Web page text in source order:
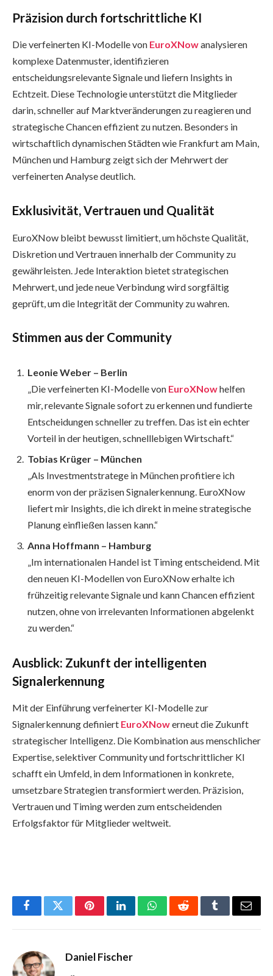
Präzision durch fortschrittliche KI
Die verfeinerten KI-Modelle von EuroXNowanalysieren
komplexe Datenmuster, identifizieren
entscheidungsrelevante Signale und liefern Insights in
Echtzeit. Diese Technologie unterstützt die Mitglieder
darin, schneller auf Marktveränderungen zu reagieren und
strategische Chancen effizient zu nutzen. Besonders in
wirtschaftlich dynamischen Städten wie Frankfurt am Main,
München und Hamburg zeigt sich der Mehrwert der
verfeinerten Analyse deutlich.
Exklusivität, Vertrauen und Qualität
EuroXNow bleibt bewusst limitiert, um höchste Qualität,
Diskretion und Vertrauen innerhalb der Community zu
gewährleisten. Jede Interaktion bietet strategischen
Mehrwert, und jede neue Verbindung wird sorgfältig
geprüft, um die Integrität der Community zu wahren.
Stimmen aus der Community
Leonie Weber – Berlin
„Die verfeinerten KI-Modelle von EuroXNowhelfen
mir, relevante Signale sofort zu erkennen und fundierte
Entscheidungen schneller zu treffen. Das ist ein echter
Vorteil in der heutigen, schnelllebigen Wirtschaft.“
Tobias Krüger – München
„Als Investmentstratege in München profitiere ich
enorm von der präzisen Signalerkennung. EuroXNow
liefert mir Insights, die ich direkt in meine strategische
Planung einfließen lassen kann.“
Anna Hoffmann – Hamburg
„Im internationalen Handel ist Timing entscheidend. Mit
den neuen KI-Modellen von EuroXNow erhalte ich
frühzeitig relevante Signale und kann Chancen effizient
nutzen, ohne von irrelevanten Informationen abgelenkt
zu werden.“
Ausblick: Zukunft der intelligenten
Signalerkennung
Mit der Einführung verfeinerter KI-Modelle zur
Signalerkennung definiert EuroXNowerneut die Zukunft
strategischer Intelligenz. Die Kombination aus menschlicher
Expertise, selektiver Community und fortschrittlicher KI
schafft ein Umfeld, in dem Informationen in konkrete,
umsetzbare Strategien transformiert werden. Präzision,
Vertrauen und Timing werden zum entscheidenden
Erfolgsfaktor für Mitglieder weltweit.
FacebookTwitterPinterestLinkedInWhatsAppRedditTumblrEmail
Daniel Fischer